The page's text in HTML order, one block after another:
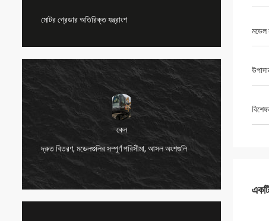
মোটর গ্রেডার অতিরিক্ত যন্ত্রাংশ
কেন
দ্রুত বিতরণ, মডেলগুলির সম্পূর্ণ পরিসীমা, আসল অংশগুলি
মডেল
একটি